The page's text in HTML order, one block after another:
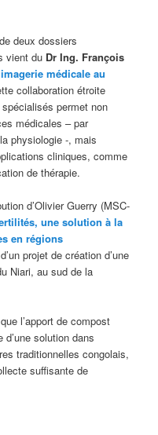
deux dossiers
vient du Dr Ing. François
médicale au
collaboration étroite
permet non
médicales – par
physiologie -, mais
cliniques, comme
de thérapie.
d’Olivier Guerry (MSC-
une solution à la
en régions
projet de création d’une
Niari, au sud de la
l’apport de compost
d’une solution dans
traditionnelles congolais,
suffisante de